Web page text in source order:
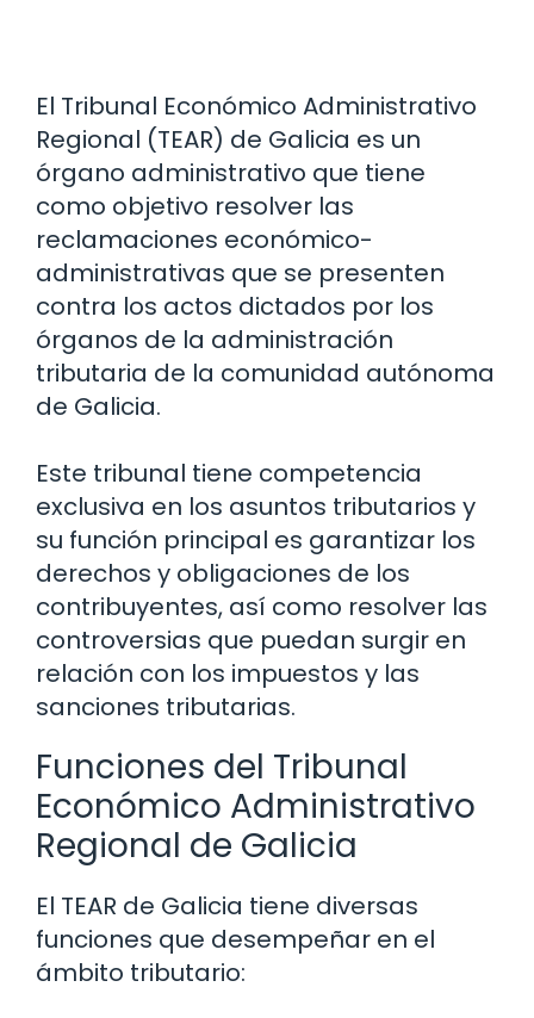
El Tribunal Económico Administrativo
Regional (TEAR) de Galicia es un
órgano administrativo que tiene
como objetivo resolver las
reclamaciones económico-
administrativas que se presenten
contra los actos dictados por los
órganos de la administración
tributaria de la comunidad autónoma
de Galicia.
Este tribunal tiene competencia
exclusiva en los asuntos tributarios y
su función principal es garantizar los
derechos y obligaciones de los
contribuyentes, así como resolver las
controversias que puedan surgir en
relación con los impuestos y las
sanciones tributarias.
Funciones del Tribunal
Económico Administrativo
Regional de Galicia
El TEAR de Galicia tiene diversas
funciones que desempeñar en el
ámbito tributario: